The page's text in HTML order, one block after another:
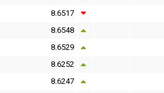
8.6517
8.6548
8.6529
8.6252
8.6247